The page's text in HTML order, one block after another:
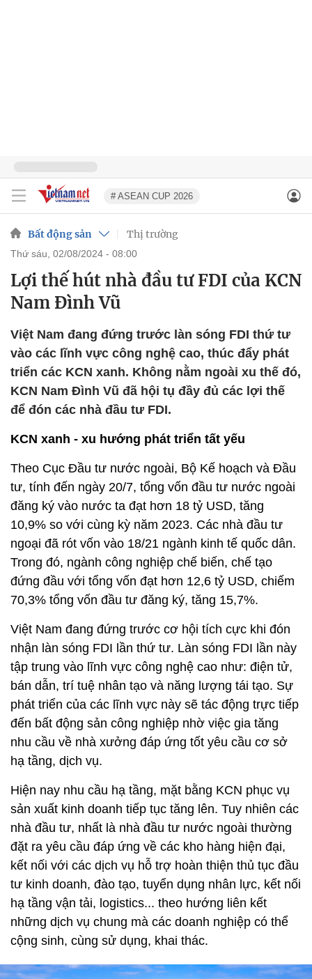
# ASEAN CUP 2026
Bất động sản Thị trường
thứ sáu, 02/08/2024 - 08:00
Lợi thế hút nhà đầu tư FDI của KCN
Nam Đình Vũ
Việt Nam đang đứng trước làn sóng FDI thứ tư
vào các lĩnh vực công nghệ cao, thúc đẩy phát
triển các KCN xanh. Không nằm ngoài xu thế đó,
KCN Nam Đình Vũ đã hội tụ đầy đủ các lợi thế
để đón các nhà đầu tư FDI.
KCN xanh - xu hướng phát triển tất yếu
Theo Cục Đầu tư nước ngoài, Bộ Kế hoạch và Đầu
tư, tính đến ngày 20/7, tổng vốn đầu tư nước ngoài
đăng ký vào nước ta đạt hơn 18 tỷ USD, tăng
10,9% so với cùng kỳ năm 2023. Các nhà đầu tư
ngoại đã rót vốn vào 18/21 ngành kinh tế quốc dân.
Trong đó, ngành công nghiệp chế biến, chế tạo
đứng đầu với tổng vốn đạt hơn 12,6 tỷ USD, chiếm
70,3% tổng vốn đầu tư đăng ký, tăng 15,7%.
Việt Nam đang đứng trước cơ hội tích cực khi đón
nhận làn sóng FDI lần thứ tư. Làn sóng FDI lần này
tập trung vào lĩnh vực công nghệ cao như: điện tử,
bán dẫn, trí tuệ nhân tạo và năng lượng tái tạo. Sự
phát triển của các lĩnh vực này sẽ tác động trực tiếp
đến bất động sản công nghiệp nhờ việc gia tăng
nhu cầu về nhà xưởng đáp ứng tốt yêu cầu cơ sở
hạ tầng, dịch vụ.
Hiện nay nhu cầu hạ tầng, mặt bằng KCN phục vụ
sản xuất kinh doanh tiếp tục tăng lên. Tuy nhiên các
nhà đầu tư, nhất là nhà đầu tư nước ngoài thường
đặt ra yêu cầu đáp ứng về các kho hàng hiện đại,
kết nối với các dịch vụ hỗ trợ hoàn thiện thủ tục đầu
tư kinh doanh, đào tạo, tuyển dụng nhân lực, kết nối
hạ tầng vận tải, logistics... theo hướng liên kết
những dịch vụ chung mà các doanh nghiệp có thể
cộng sinh, cùng sử dụng, khai thác.